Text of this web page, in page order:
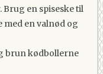
en spiseske til
med en valnød og
brun kødbollerne